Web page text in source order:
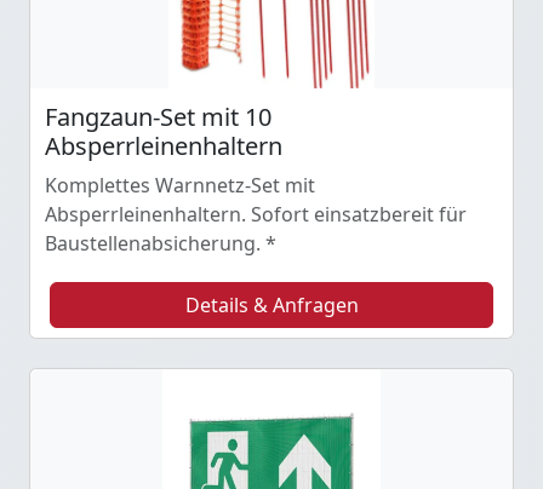
Fangzaun-Set mit 10
Absperrleinenhaltern
Komplettes Warnnetz-Set mit
Absperrleinenhaltern. Sofort einsatzbereit für
Baustellenabsicherung. *
Details & Anfragen